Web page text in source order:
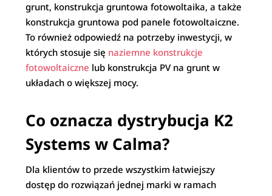
grunt, konstrukcja gruntowa fotowoltaika, a także
konstrukcja gruntowa pod panele fotowoltaiczne.
To również odpowiedź na potrzeby inwestycji, w
których stosuje się naziemne konstrukcje
fotowoltaiczne lub konstrukcja PV na grunt w
układach o większej mocy.
Co oznacza dystrybucja K2
Systems w Calma?
Dla klientów to przede wszystkim łatwiejszy
dostęp do rozwiązań jednej marki w ramach